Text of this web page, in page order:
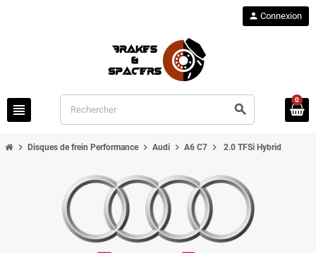
view_headline search
person Connexion
0
chevron_right Disques de frein Performance chevron_right Audi chevron_right A6 C7 chevron_right 2.0 TFSi Hybrid